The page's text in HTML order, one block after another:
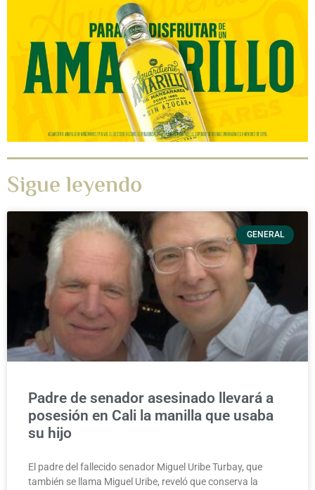
Sigue leyendo
GENERAL
Padre de senador asesinado llevará a
posesión en Cali la manilla que usaba
su hijo
El padre del fallecido senador Miguel Uribe Turbay, que
también se llama Miguel Uribe, reveló que conserva la